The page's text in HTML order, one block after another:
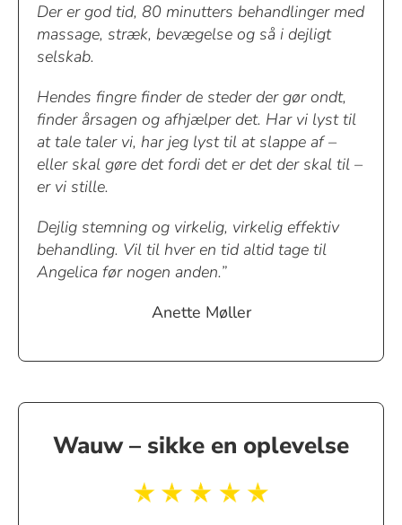
Der er god tid, 80 minutters behandlinger med
massage, stræk, bevægelse og så i dejligt
selskab.
Hendes fingre finder de steder der gør ondt,
finder årsagen og afhjælper det. Har vi lyst til
at tale taler vi, har jeg lyst til at slappe af –
eller skal gøre det fordi det er det der skal til –
er vi stille.
Dejlig stemning og virkelig, virkelig effektiv
behandling. Vil til hver en tid altid tage til
Angelica før nogen anden.”
Anette Møller
Wauw – sikke en oplevelse